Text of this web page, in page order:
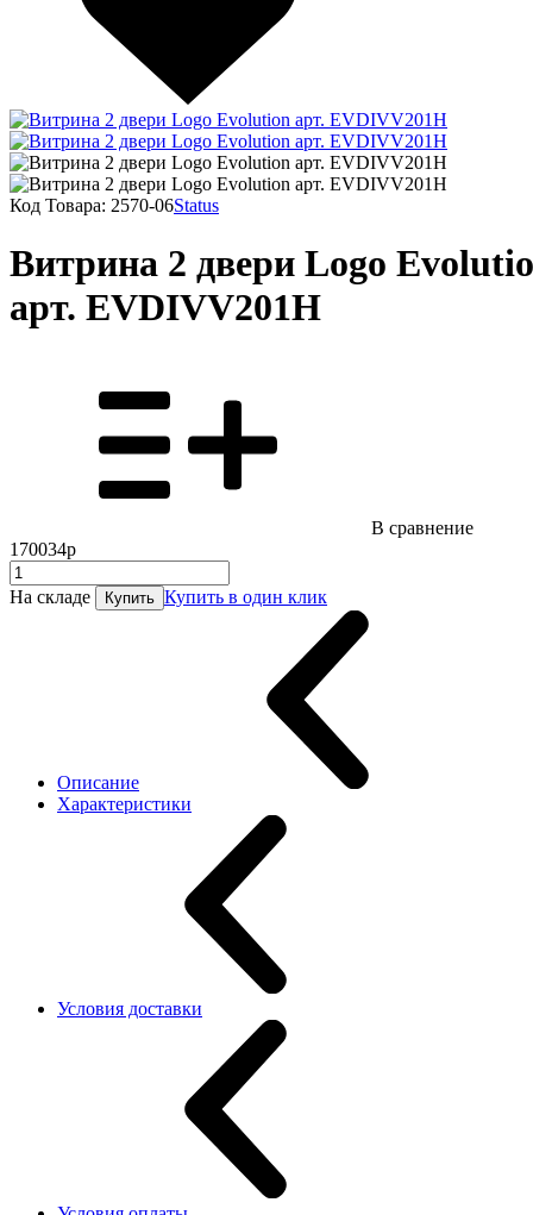
Код Товара: 2570-06Status
Витрина 2 двери Logo
арт. EVDIVV201H
В сравнение
170034р
На складе Купить Купить в один клик
Описание
Характеристики
Условия доставки